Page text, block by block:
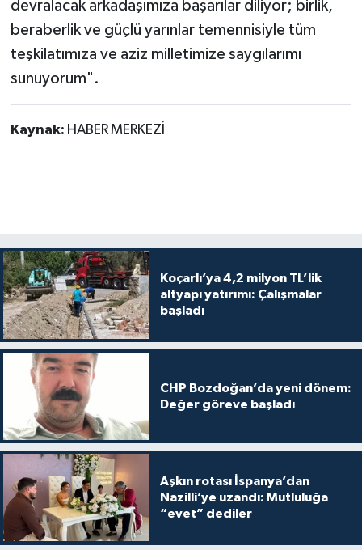
devralacak arkadaşımıza başarılar diliyor; birlik,
beraberlik ve güçlü yarınlar temennisiyle tüm
teşkilatımıza ve aziz milletimize saygılarımı
sunuyorum".
Kaynak: HABER MERKEZİ
Koçarlı’ya 4,2 milyon TL’lik
altyapı yatırımı: Çalışmalar
başladı
CHP Bozdoğan’da yeni dönem:
Değer göreve başladı
Aşkın rotası İspanya’dan
Nazilli’ye uzandı: Mutluluğa
“evet” dediler